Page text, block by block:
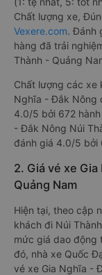
Chất lượng xe,
Vexere.com. Đánh
hàng đã trải
Thành - Quảng
Chất lượng các xe
Nghĩa - Đắk Nông
4.0/5 bởi 672
- Đắk Nông Núi
đánh giá 4.0/5 bởi
2. Giá vé xe
Quảng Nam
Hiện tại, theo cập
khách đi Núi
mức giá dao
đó, nhà xe Quốc
vé xe Gia Nghĩa -